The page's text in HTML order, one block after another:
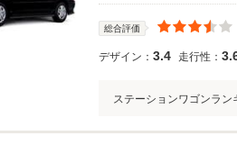
総合評価
デザイン： 3.4 走行性：
ステーションワゴンラン